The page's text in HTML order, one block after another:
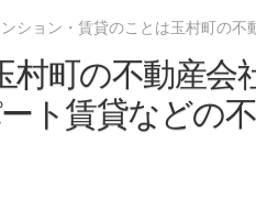
ション・賃貸のことは玉村町の